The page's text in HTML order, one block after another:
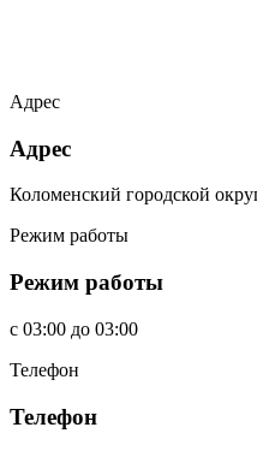
Адрес
Адрес
Коломенский городской
Режим работы
Режим работы
c 03:00 до 03:00
Телефон
Телефон